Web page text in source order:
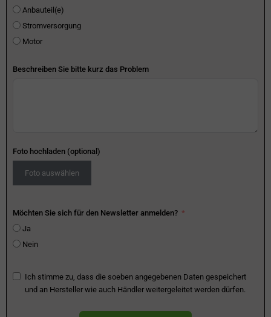
Anbauteil(e)
Stromversorgung
Motor
Beschreiben Sie bitte kurz das Problem
Foto hochladen (optional)
Foto auswählen
Möchten Sie sich für den Newsletter anmelden?
Ja
Nein
Ich stimme zu, dass die soeben angegebenen Daten gespeichert
und an Hersteller wie auch Händler weitergeleitet werden dürfen.